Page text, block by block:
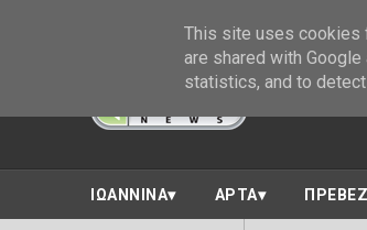
ΙΩΑΝΝΙΝΑ ΑΡΤΑ
This site uses cookies
are shared with
statistics, and to